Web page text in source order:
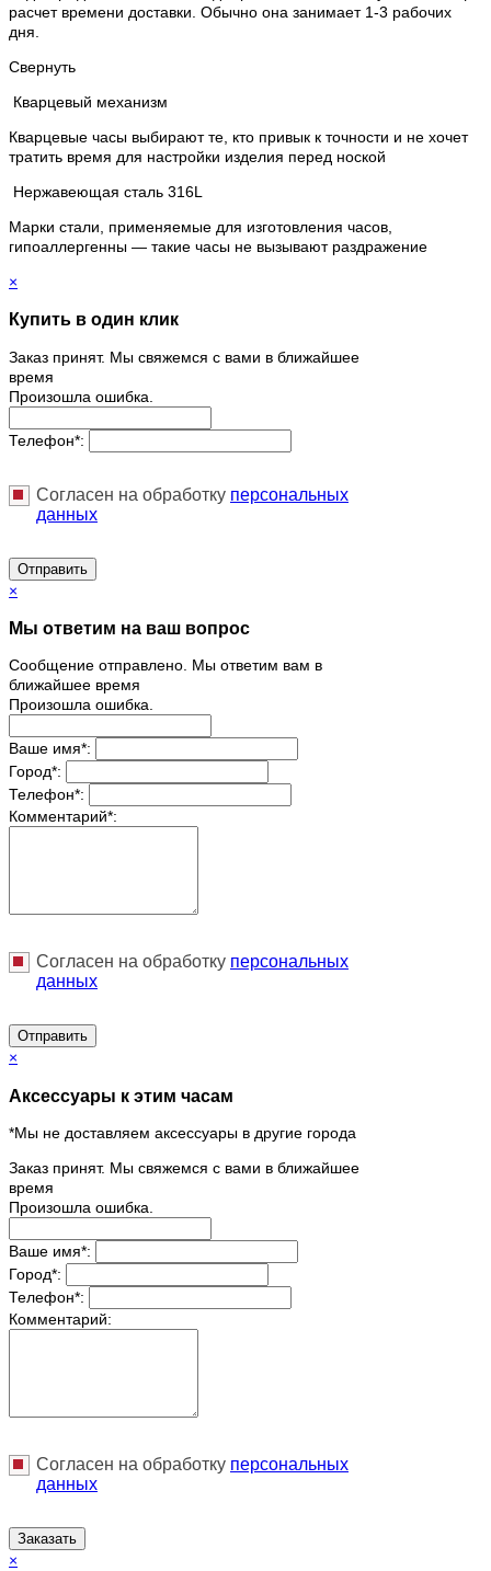
расчет времени доставки. Обычно она занимает 1-3 рабочих
дня.
Свернуть
Кварцевый механизм
Кварцевые часы выбирают те, кто привык к точности и не хочет
тратить время для настройки изделия перед ноской
Нержавеющая сталь 316L
Марки стали, применяемые для изготовления часов,
гипоаллергенны — такие часы не вызывают раздражение
×
Купить в один клик
Заказ принят. Мы свяжемся с вами в ближайшее
время
Произошла ошибка.
Телефон*:
Согласен на обработку персональныx
данных
Отправить
×
Мы ответим на ваш вопрос
Сообщение отправлено. Мы ответим вам в
ближайшее время
Произошла ошибка.
Ваше имя*:
Город*:
Телефон*:
Комментарий*:
Согласен на обработку персональныx
данных
Отправить
×
Аксессуары к этим часам
*Мы не доставляем аксессуары в другие города
Заказ принят. Мы свяжемся с вами в ближайшее
время
Произошла ошибка.
Ваше имя*:
Город*:
Телефон*:
Комментарий:
Согласен на обработку персональныx
данных
Заказать
×